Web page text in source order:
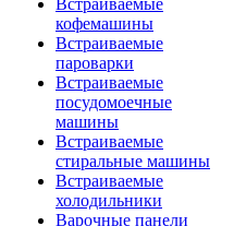
Встраиваемые
кофемашины
Встраиваемые
пароварки
Встраиваемые
посудомоечные
машины
Встраиваемые
стиральные машины
Встраиваемые
холодильники
Варочные панели